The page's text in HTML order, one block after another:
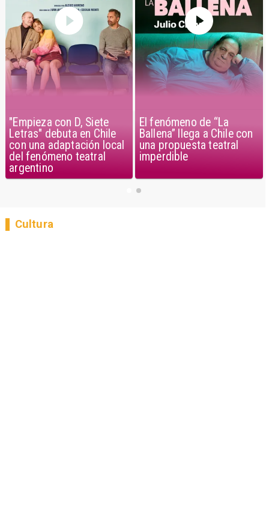
"Empieza con D, Siete
Letras" debuta en Chile
con una adaptación local
del fenómeno teatral
argentino
El fenómeno de “La
Ballena” llega a Chile con
una propuesta teatral
imperdible
Cultura